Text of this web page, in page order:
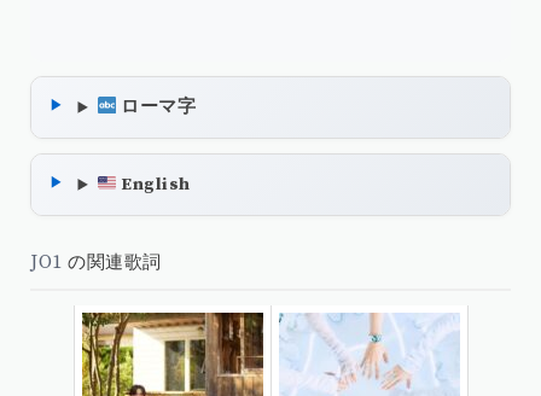
ローマ字
English
JO1 の関連歌詞